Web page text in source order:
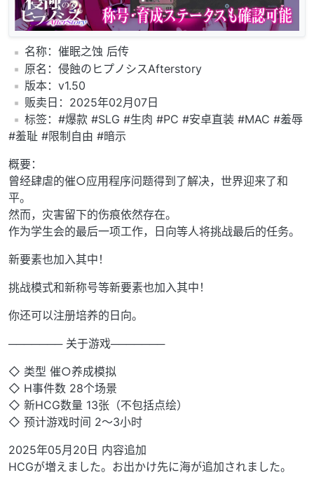
️名称：催眠之蚀 后传
️原名：侵蝕のヒプノシスAfterstory
️版本：v1.50
️贩卖日：2025年02月07日
️标签：#爆款 #SLG #生肉 #PC #安卓直装 #MAC #羞辱
#羞耻 #限制自由 #暗示
概要：
曾经肆虐的催○应用程序问题得到了解决，世界迎来了和
平。
然而，灾害留下的伤痕依然存在。
作为学生会的最后一项工作，日向等人将挑战最后的任务。
新要素也加入其中！
挑战模式和新称号等新要素也加入其中！
你还可以注册培养的日向。
─────── 关于游戏───────
◇ 类型 催○养成模拟
◇ H事件数 28个场景
◇ 新HCG数量 13张（不包括点绘）
◇ 预计游戏时间 2～3小时
2025年05月20日 内容追加
HCGが増えました。お出かけ先に海が追加されました。